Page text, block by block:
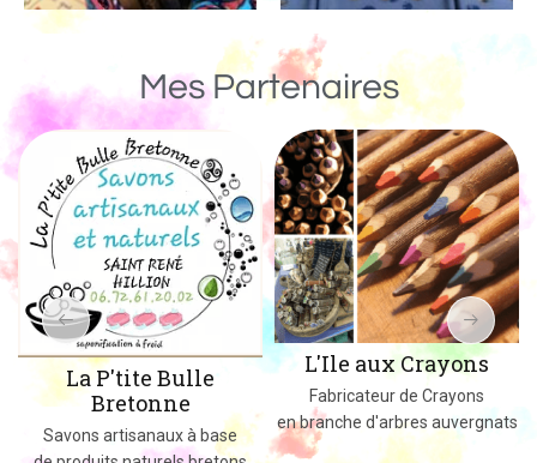
Mes Partenaires
L'Ile aux Crayons
Fabricateur de Crayons
en branche d'arbres auvergnats
Un Monde de Bois
Des jeux, jouets et objets en bois
massif fabriqués dans le 02